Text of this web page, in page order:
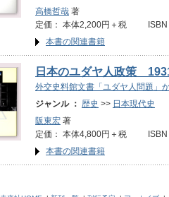
高橋哲哉 著
定価： 本体2,200円＋税 ISBN
本書の関連書籍
日本のユダヤ人政策
外交史料館文書「ユダヤ人問題」
ジャンル ： 歴史 >> 日本現代史
阪東宏 著
定価： 本体4,800円＋税 ISBN
本書の関連書籍